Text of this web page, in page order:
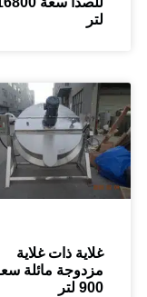
ذات غلاية
مائلة سعة